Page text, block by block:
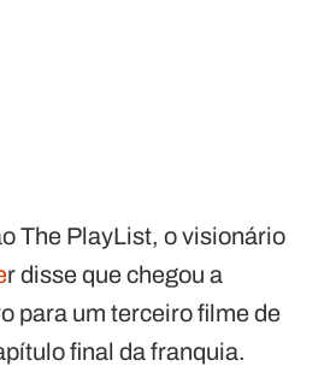
The PlayList, o visionário
r disse que chegou a
para um terceiro filme de
final da franquia.